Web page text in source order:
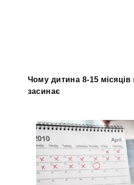
Чому дитина 8-15 місяців
засинає